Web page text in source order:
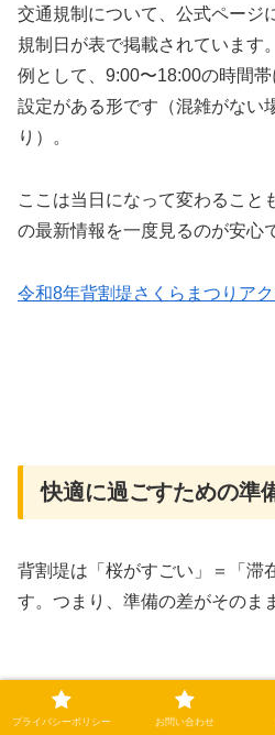
交通規制について、公式ページ
規制日が表で掲載されています。
例として、9:00〜18:00の時間
設定がある形です（混雑がない
り）。
ここは当日になって変わること
の最新情報を一度見るのが安心
令和8年背割堤さくらまつりア
快適に過ごすための準
背割堤は「桜がすごい」＝「滞
す。つまり、準備の差がそのま
プライバシーポリシー お問い合わせ